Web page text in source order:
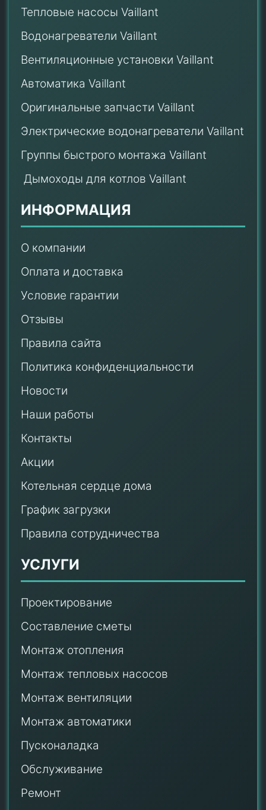
Тепловые насосы Vaillant
Водонагреватели Vaillant
Вентиляционные установки Vaillant
Автоматика Vaillant
Оригинальные запчасти Vaillant
Электрические водонагреватели Vaillant
Группы быстрого монтажа Vaillant
Дымоходы для котлов Vaillant
ИНФОРМАЦИЯ
О компании
Оплата и доставка
Условие гарантии
Отзывы
Правила сайта
Политика конфиденциальности
Новости
Наши работы
Контакты
Акции
Котельная сердце дома
График загрузки
Правила сотрудничества
УСЛУГИ
Проектирование
Составление сметы
Монтаж отопления
Монтаж тепловых насосов
Монтаж вентиляции
Монтаж автоматики
Пусконаладка
Обслуживание
Ремонт